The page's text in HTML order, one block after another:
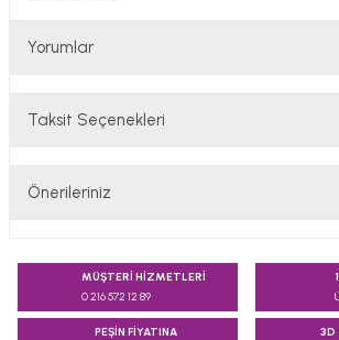
Yorumlar
Taksit Seçenekleri
Önerileriniz
konularda yetersiz gördüğünüz noktaları
kullanarak tarafımıza iletebilirsiniz.
MÜŞTERİ HİZMETLERİ
0 216 572 12 89
PEŞİN FİYATINA
3D